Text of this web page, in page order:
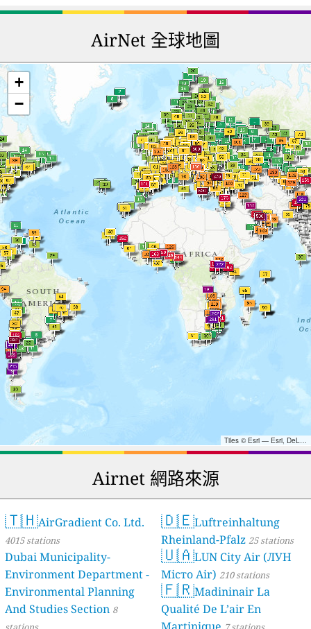
AirNet 全球地圖
+
−
Airnet 網路來源
🇹🇭AirGradient Co. Ltd.
4015 stations
Dubai Municipality-
Environment Department -
Environmental Planning
And Studies Section 8
🇩🇪Luftreinhaltung
Rheinland-Pfalz 25 stations
🇺🇦LUN City Air (ЛУН
Місто Air) 210 stations
🇫🇷Madininair La
Qualité De L’air En